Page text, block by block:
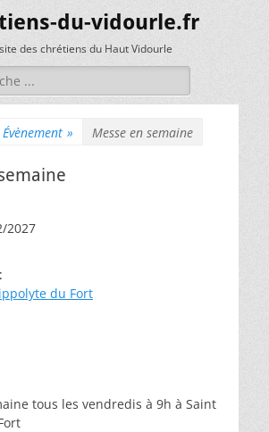
du-vidourle.fr
des chrétiens du Haut Vidourle
:
Évènement » Messe en semaine
2027
du Fort
tous les vendredis à 9h à Saint